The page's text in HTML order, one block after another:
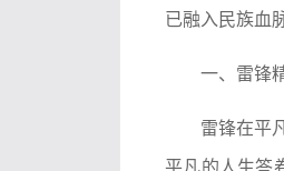
已融入民族血
一、雷锋
雷锋在平
平凡的人生答